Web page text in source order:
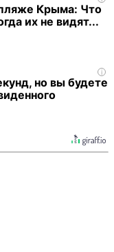
Крыма: Что
их не видят...
i
но вы будете